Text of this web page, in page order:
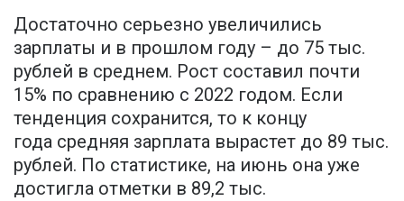
Достаточно серьезно увеличились
зарплаты и в прошлом году – до 75 тыс.
рублей в среднем. Рост составил почти
15% по сравнению с 2022 годом. Если
тенденция сохранится, то к концу
года средняя зарплата вырастет до 89 тыс.
рублей. По статистике, на июнь она уже
достигла отметки в 89,2 тыс.